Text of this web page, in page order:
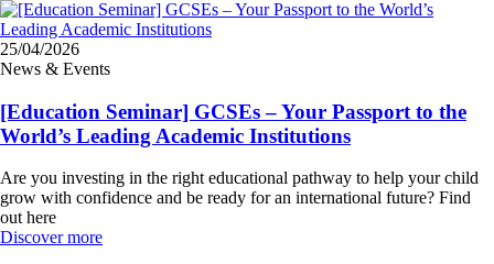
25/04/2026
News & Events
[Education Seminar] GCSEs – Your Passport to the
World’s Leading Academic Institutions
Are you investing in the right educational pathway to help your child
grow with confidence and be ready for an international future? Find
out here
Discover more